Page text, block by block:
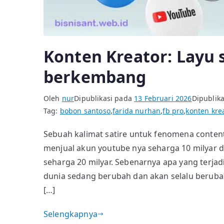
Konten Kreator: Layu
berkembang
Oleh nurDipublikasi pada 13 Februari 2026
Tag: bobon santoso,farida nurhan,fb pro,konten
Sebuah kalimat satire untuk fenomena
menjual akun youtube nya seharga 10 milyar
seharga 20 milyar. Sebenarnya apa yang
dunia sedang berubah dan akan selalu
[…]
Selengkapnya